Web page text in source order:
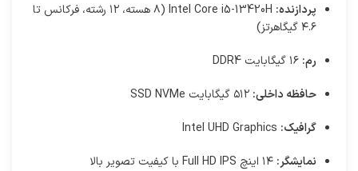
پردازنده:
Intel Core i5-13420H (۸ هسته، ۱۲ رشته، فرکانس تا
۴.۶ گیگاهرتز)
رم:
حافظه داخلی:
گرافیک:
نمایشگر: